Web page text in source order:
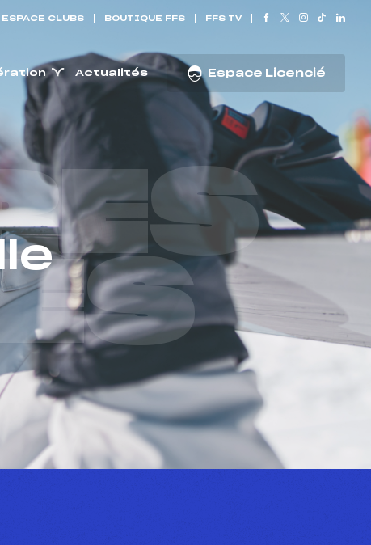
ESPACE CLUBS BOUTIQUE FFS FFS TV
Actualités Espace Licencié